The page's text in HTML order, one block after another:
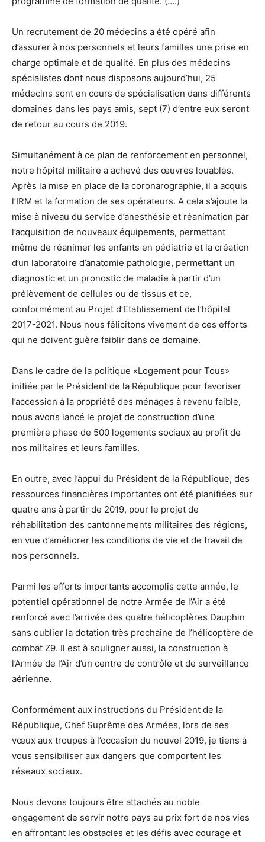
Un recrutement de 20 médecins a été opéré afin
d’assurer à nos personnels et leurs familles une prise en
charge optimale et de qualité. En plus des médecins
spécialistes dont nous disposons aujourd’hui, 25
médecins sont en cours de spécialisation dans différents
domaines dans les pays amis, sept (7) d’entre eux seront
de retour au cours de 2019.
Simultanément à ce plan de renforcement en personnel,
notre hôpital militaire a achevé des œuvres louables.
Après la mise en place de la coronarographie, il a acquis
l’IRM et la formation de ses opérateurs. A cela s’ajoute la
mise à niveau du service d’anesthésie et réanimation par
l’acquisition de nouveaux équipements, permettant
même de réanimer les enfants en pédiatrie et la création
d’un laboratoire d’anatomie pathologie, permettant un
diagnostic et un pronostic de maladie à partir d’un
prélèvement de cellules ou de tissus et ce,
conformément au Projet d’Etablissement de l’hôpital
2017-2021. Nous nous félicitons vivement de ces efforts
qui ne doivent guère faiblir dans ce domaine.
Dans le cadre de la politique «Logement pour Tous»
initiée par le Président de la République pour favoriser
l’accession à la propriété des ménages à revenu faible,
nous avons lancé le projet de construction d’une
première phase de 500 logements sociaux au profit de
nos militaires et leurs familles.
En outre, avec l’appui du Président de la République, des
ressources financières importantes ont été planifiées sur
quatre ans à partir de 2019, pour le projet de
réhabilitation des cantonnements militaires des régions,
en vue d’améliorer les conditions de vie et de travail de
nos personnels.
Parmi les efforts importants accomplis cette année, le
potentiel opérationnel de notre Armée de l’Air a été
renforcé avec l’arrivée des quatre hélicoptères Dauphin
sans oublier la dotation très prochaine de l’hélicoptère de
combat Z9. Il est à souligner aussi, la construction à
l’Armée de l’Air d’un centre de contrôle et de surveillance
aérienne.
Conformément aux instructions du Président de la
République, Chef Suprême des Armées, lors de ses
vœux aux troupes à l’occasion du nouvel 2019, je tiens à
vous sensibiliser aux dangers que comportent les
réseaux sociaux.
Nous devons toujours être attachés au noble
engagement de servir notre pays au prix fort de nos vies
en affrontant les obstacles et les défis avec courage et